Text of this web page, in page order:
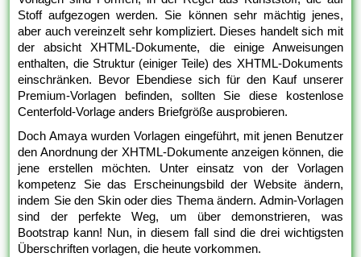
Stoff aufgezogen werden. Sie können sehr mächtig jenes,
aber auch vereinzelt sehr kompliziert. Dieses handelt sich mit
der absicht XHTML-Dokumente, die einige Anweisungen
enthalten, die Struktur (einiger Teile) des XHTML-Dokuments
einschränken. Bevor Ebendiese sich für den Kauf unserer
Premium-Vorlagen befinden, sollten Sie diese kostenlose
Centerfold-Vorlage anders Briefgröße ausprobieren.
Doch Amaya wurden Vorlagen eingeführt, mit jenen Benutzer
den Anordnung der XHTML-Dokumente anzeigen können, die
jene erstellen möchten. Unter einsatz von der Vorlagen
kompetenz Sie das Erscheinungsbild der Website ändern,
indem Sie den Skin oder dies Thema ändern. Admin-Vorlagen
sind der perfekte Weg, um über demonstrieren, was
Bootstrap kann! Nun, in diesem fall sind die drei wichtigsten
Überschriften vorlagen, die heute vorkommen.